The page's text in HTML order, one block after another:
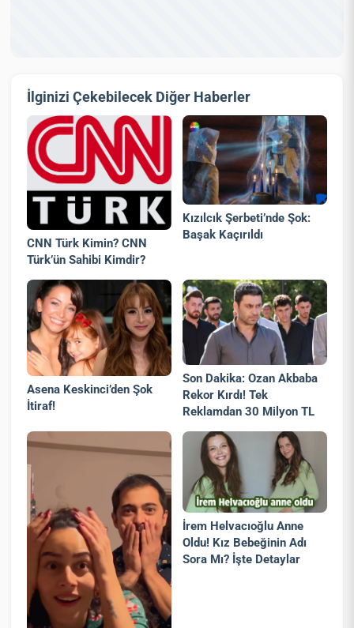
İlginizi Çekebilecek Diğer Haberler
CNN Türk Kimin? CNN
Türk’ün Sahibi Kimdir?
Kızılcık Şerbeti’nde Şok:
Başak Kaçırıldı
Asena Keskinci’den Şok
İtiraf!
Son Dakika: Ozan Akbaba
Rekor Kırdı! Tek
Reklamdan 30 Milyon TL
İrem Helvacıoğlu Anne
Oldu! Kız Bebeğinin Adı
Sora Mı? İşte Detaylar